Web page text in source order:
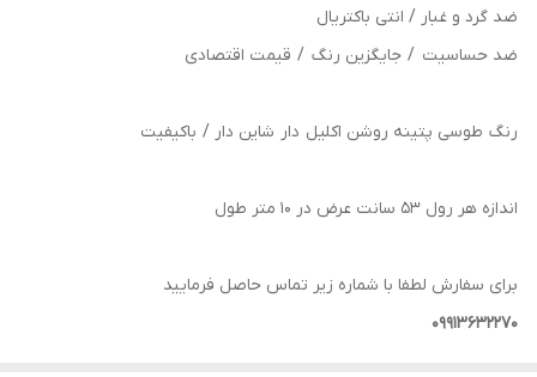
ضد گرد و غبار / انتی باکتریال
ضد حساسیت / جایگزین رنگ / قیمت اقتصادی
رنگ طوسی پتینه روشن اکلیل دار شاین دار / باکیفیت
اندازه هر رول 53 سانت عرض در 10 متر طول
برای سفارش لطفا با شماره زیر تماس حاصل فرمایید
09913632270